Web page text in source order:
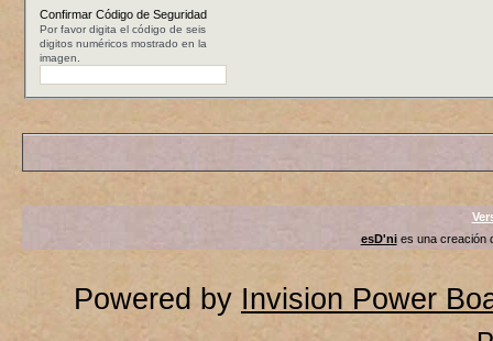
Confirmar Código de Seguridad
Por favor digita el código de seis
digitos numéricos mostrado en la
imagen.
esD'nies una creación
Powered by Invision Power